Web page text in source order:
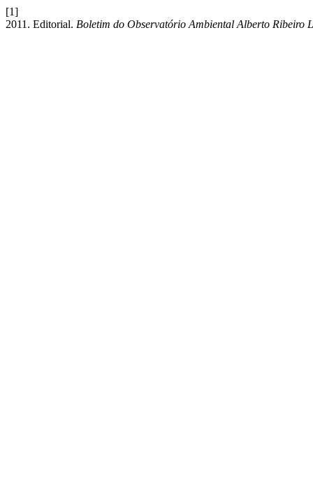
[1]
2011. Editorial. Boletim do Observatório Ambiental Alberto Ribeiro